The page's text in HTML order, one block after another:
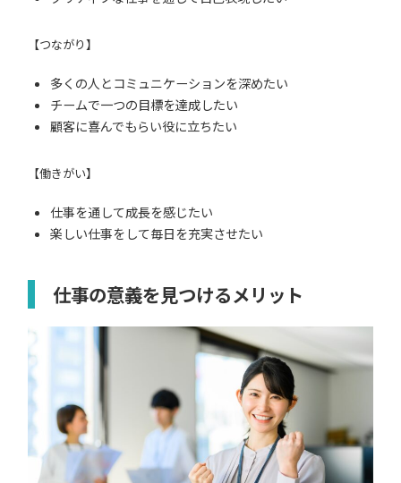
【つながり】
多くの人とコミュニケーションを深めたい
チームで一つの目標を達成したい
顧客に喜んでもらい役に立ちたい
【働きがい】
仕事を通して成長を感じたい
楽しい仕事をして毎日を充実させたい
仕事の意義を見つけるメリット